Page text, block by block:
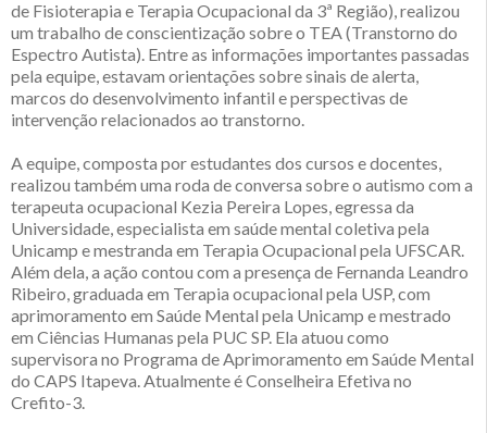
de Fisioterapia e Terapia Ocupacional da 3ª Região), realizou
um trabalho de conscientização sobre o TEA (Transtorno do
Espectro Autista). Entre as informações importantes passadas
pela equipe, estavam orientações sobre sinais de alerta,
marcos do desenvolvimento infantil e perspectivas de
intervenção relacionados ao transtorno.
A equipe, composta por estudantes dos cursos e docentes,
realizou também uma roda de conversa sobre o autismo com a
terapeuta ocupacional Kezia Pereira Lopes, egressa da
Universidade, especialista em saúde mental coletiva pela
Unicamp e mestranda em Terapia Ocupacional pela UFSCAR.
Além dela, a ação contou com a presença de Fernanda Leandro
Ribeiro, graduada em Terapia ocupacional pela USP, com
aprimoramento em Saúde Mental pela Unicamp e mestrado
em Ciências Humanas pela PUC SP. Ela atuou como
supervisora no Programa de Aprimoramento em Saúde Mental
do CAPS Itapeva. Atualmente é Conselheira Efetiva no
Crefito-3.